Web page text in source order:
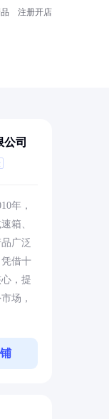
注册开店
公司
年，
箱、
广泛
借十
，提
场，